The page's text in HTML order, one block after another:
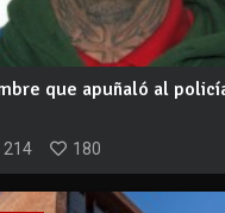
que apuñaló al
214 180